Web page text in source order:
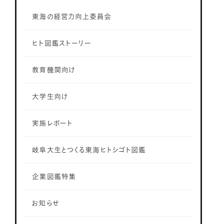
東海の経営力向上委員会
ヒト図鑑ストーリー
教育機関向け
大学生向け
実施レポート
岐阜大生とつくる東海ヒトシゴト図鑑
企業図鑑特集
お知らせ